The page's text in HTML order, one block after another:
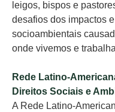
leigos, bispos e
desafios dos impactos
socioambientais
onde vivemos e
Rede Latino-
Direitos Sociais e
A Rede Latino-